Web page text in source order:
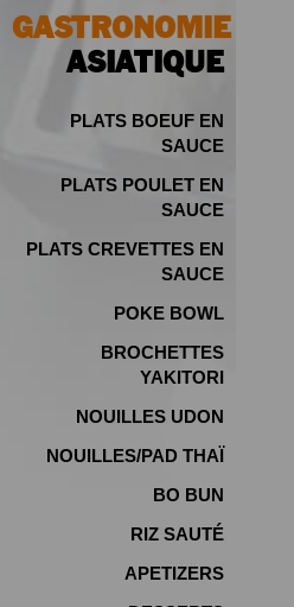
GASTRONOMIE
ASIATIQUE
PLATS BOEUF EN
SAUCE
PLATS POULET EN
SAUCE
PLATS CREVETTES EN
SAUCE
POKE BOWL
BROCHETTES
YAKITORI
NOUILLES UDON
NOUILLES/PAD THAÏ
BO BUN
RIZ SAUTÉ
APETIZERS